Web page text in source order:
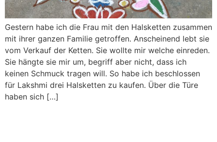
Gestern habe ich die Frau mit den Halsketten zusammen
mit ihrer ganzen Familie getroffen. Anscheinend lebt sie
vom Verkauf der Ketten. Sie wollte mir welche einreden.
Sie hängte sie mir um, begriff aber nicht, dass ich
keinen Schmuck tragen will. So habe ich beschlossen
für Lakshmi drei Halsketten zu kaufen. Über die Türe
haben sich […]